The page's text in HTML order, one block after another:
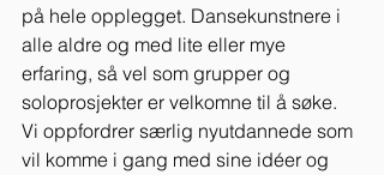
på hele opplegget. Dansekunstnere i
alle aldre og med lite eller mye
erfaring, så vel som grupper og
soloprosjekter er velkomne til å søke.
Vi oppfordrer særlig nyutdannede som
vil komme i gang med sine idéer og